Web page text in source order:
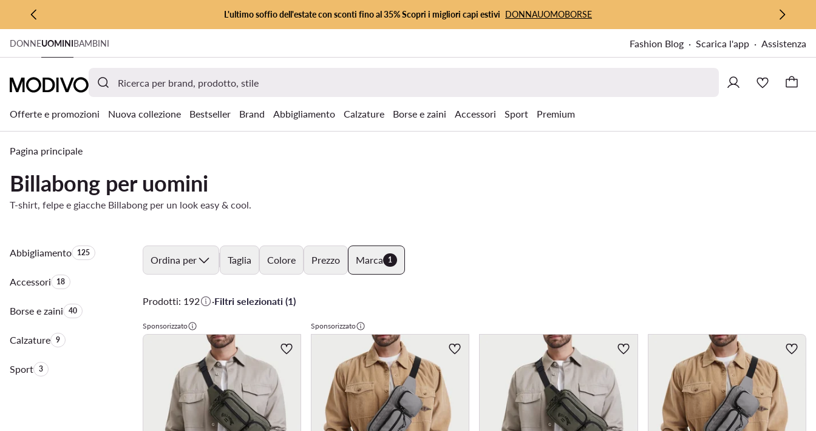
VAI AL CONTENUTO PRINCIPALE
VAI ALLA RICERCA
L'ultimo soffio dell'estate con sconti fino al 35% Scopri i migliori capi estivi DONNAUOMOBORSE
DONNEUOMINIBAMBINI Fashion Blog Scarica l'app Assistenza
Offerte e promozioni Nuova collezione Bestseller Brand Abbigliamento Calzature Borse e zaini Accessori Sport Premium
Pagina principale
Billabong per uomini
T-shirt, felpe e giacche Billabong per un look easy & cool.
AbbigliamentoQuantità di prodotti:
125
AccessoriQuantità di prodotti:
18
Borse e zainiQuantità di prodotti:
40
CalzatureQuantità di prodotti:
9
SportQuantità di prodotti:
3
Ordina per Taglia Colore Prezzo Marca 1
Prodotti: 192 ·Filtri selezionati (1)
Sponsorizzato Sponsorizzato